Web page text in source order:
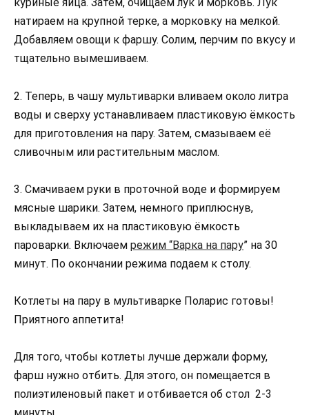
куриные яйца. Затем, очищаем лук и морковь. Лук
натираем на крупной терке, а морковку на мелкой.
Добавляем овощи к фаршу. Солим, перчим по вкусу и
тщательно вымешиваем.
2. Теперь, в чашу мультиварки вливаем около литра
воды и сверху устанавливаем пластиковую ёмкость
для приготовления на пару. Затем, смазываем её
сливочным или растительным маслом.
3. Смачиваем руки в проточной воде и формируем
мясные шарики. Затем, немного приплюснув,
выкладываем их на пластиковую ёмкость
пароварки. Включаем режим “Варка на пару” на 30
минут. По окончании режима подаем к столу.
Котлеты на пару в мультиварке Поларис готовы!
Приятного аппетита!
Для того, чтобы котлеты лучше держали форму,
фарш нужно отбить. Для этого, он помещается в
полиэтиленовый пакет и отбивается об стол 2-3